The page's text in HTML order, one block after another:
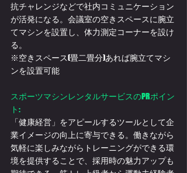
抗チャレンジなどで社内コミュニケーション
が活発になる。会議室の空きスペースに腕立
てマシンを設置し、体力測定コーナーを設け
る。
※空きスペース(畳二畳分)あれば腕立てマシ
ンを設置可能
スポーツマシンレンタルサービスのPRポイン
ト:
「健康経営」をアピールするツールとして企
業イメージの向上に寄与できる。働きながら
気軽に楽しみながらトレーニングができる環
境を提供することで、採用時の魅力アップも